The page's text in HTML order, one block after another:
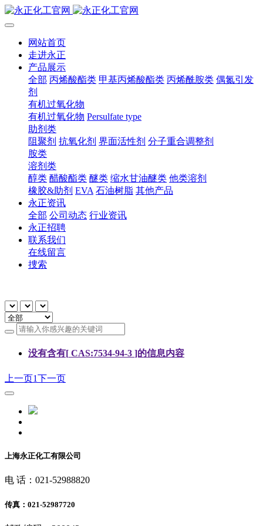
网站首页
走进永正
产品展示
全部 丙烯酸酯类 甲基丙烯酸酯类 丙烯酰胺类 偶氮引发
剂
有机过氧化物
有机过氧化物 Persulfate type
助剂类
阻聚剂 抗氧化剂 界面活性剂 分子重合调整剂
胺类
溶剂类
醇类 醋酸酯类 醚类 缩水甘油醚类 他类溶剂
橡胶&助剂 EVA 石油树脂 其他产品
永正资讯
全部 公司动态 行业资讯
永正招聘
联系我们
在线留言
捜索
没有含有[ CAS:7534-94-3 ]的信息内容
上一页1下一页
上海永正化工有限公司
电 话：021-52988820
传真：021-52987720